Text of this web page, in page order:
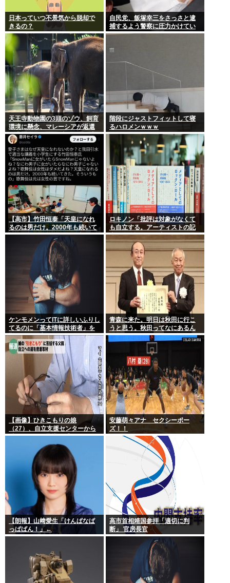
日本っていつ不景気から脱却で
きるの？
自民党、飯塚幸三をさっさと逮
捕するよう警察に圧力かけてい
たwww
天王寺動物園の3頭のゾウ、飼育
環境に懸念、マレーシアが返還
要求署名17万人。酷すぎる日本
の動物園
階段にジャストフィットして寝
るハロメンｗｗｗ
【高市】竹田恒泰「天皇になれ
るのは男だけ。2000年も続いて
きた伝統。歌舞伎も女は駄目だ
ロキノン「批評は対象がなくて
も自立する。アーティストの記
事に自分語りしか書かなくても
OK」 これさぁ…
ケンモメンってITに詳しいふりし
てるのに「基本情報技術者」を
難しいって言ってて笑ったわ
青森に来た。明日は秋田に行こ
うと思う。秋田ってなにあるん
だ？
【画像】ひきこもりの娘
（27）、自立支援センターから
酷いスパルタ指導を受けてしま
安藤萌々アナ セクシーポー
ズ！！
【朗報】山﨑愛生「けんぱなぱ
っぱぱん！」←
高市首相靖国参拝「適切に判
断」 官房長官